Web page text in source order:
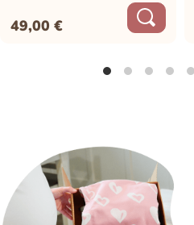
49,00€